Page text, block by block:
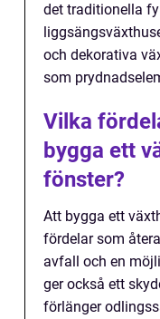
det traditionella
och dekorativa
som
Vilka
bygga ett
fönster?
Att bygga ett
fördelar som
avfall och en
ger också ett
förlänger